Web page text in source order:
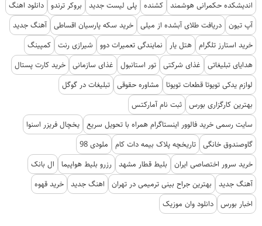
اندیشکده حکمرانی هوشمند کشنده پلی لیست جدید بروکر ترندو دانلود اهنگ
آپ تیون دریافت طلای آبشده از میلی خرید سکه پارسیان اقساطی آهنگ جدید
خرید استارز تلگرام هتل یار نمایندگی تعمیرات دوو شیرازی رنت کمپینگ
هدایای تبلیغاتی
غذای شرکتی تور استانبول غذای سازمانی خرید کارت پستال
لوازم یدکی تویوتا قطعات تویوتا
مشاوره حقوقی تبلیغات در گوگل
بهترین کارگزاری بورس ثبت نام آمارکتس
سایت رسمی خرید فالوور اینستاگرام همراه با تحویل سریع یخچال فریزر اسنوا
گاوصندوق خانگی تاریخچه پلاک بیمه دات کام
ملودی 98
خرید سرور اختصاصی ایران
بلیط قطار مشهد رزرو بلیط هواپیما
ال بانک
آهنگ جدید
بهترین جراح بینی ترمیمی در تهران اهنگ جدید خرید قهوه
اخبار بورس دانلود وان موزیک